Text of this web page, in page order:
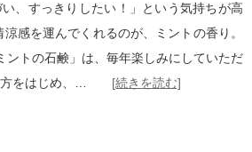
、すっきりしたい！」という気持ちが高
感を運んでくれるのが、ミントの香り。
ントの石鹸」は、毎年楽しみにしていただ
方をはじめ、… [続きを読む]